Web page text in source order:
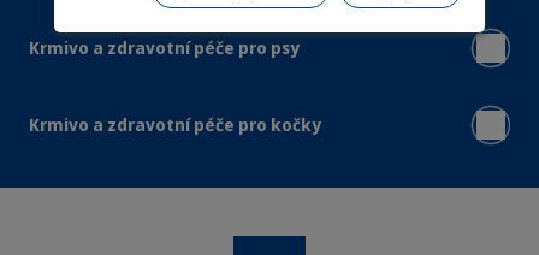
Krmivo a zdravotní péče pro psy
Krmivo a zdravotní péče pro kočky